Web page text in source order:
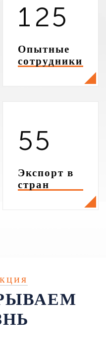
125
Опытные
сотрудники
55
Экспорт в
стран